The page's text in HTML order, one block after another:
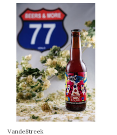
VandeStreek